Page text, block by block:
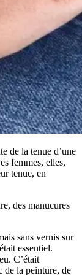
de la tenue d’une
femmes, elles,
tenue, en
des manucures
sans vernis sur
essentiel.
C’était
de la peinture, de